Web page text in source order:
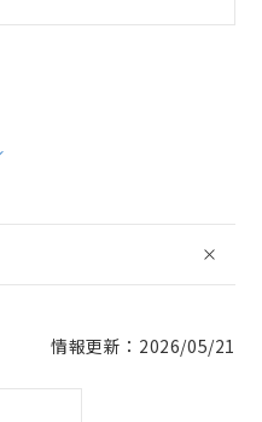
情報更新：2026/05/21